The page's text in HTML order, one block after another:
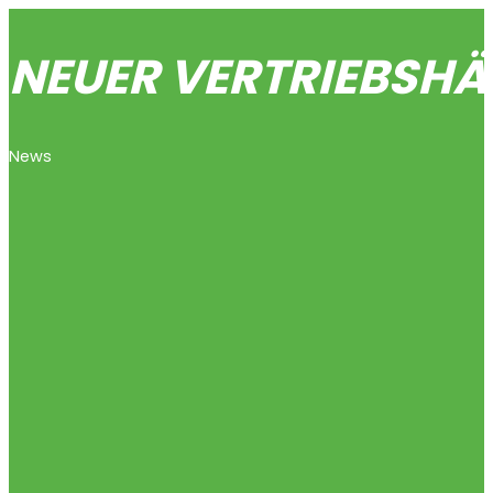
NEUER
News